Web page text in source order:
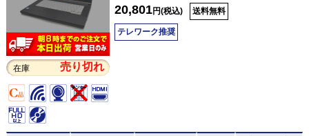
在庫 売り切れ
20,801円(税込) 送料無料
テレワーク推奨